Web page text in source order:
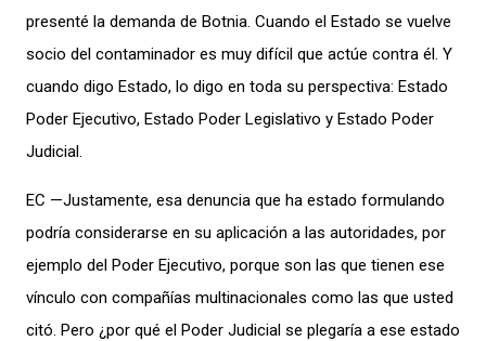
presenté la demanda de Botnia. Cuando el Estado se vuelve
socio del contaminador es muy difícil que actúe contra él. Y
cuando digo Estado, lo digo en toda su perspectiva: Estado
Poder Ejecutivo, Estado Poder Legislativo y Estado Poder
Judicial.
EC —Justamente, esa denuncia que ha estado formulando
podría considerarse en su aplicación a las autoridades, por
ejemplo del Poder Ejecutivo, porque son las que tienen ese
vínculo con compañías multinacionales como las que usted
citó. Pero ¿por qué el Poder Judicial se plegaría a ese estado